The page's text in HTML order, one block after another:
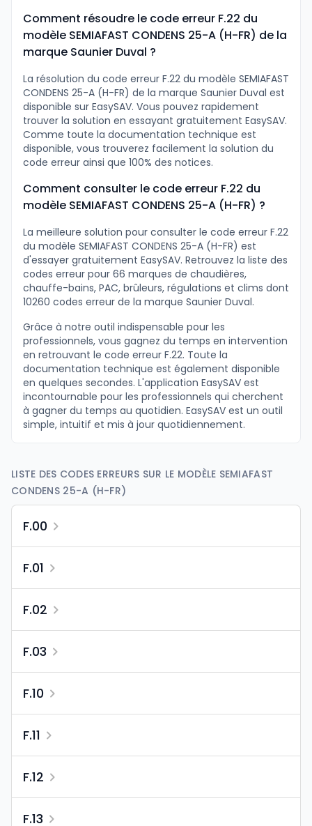
Comment résoudre le code erreur F.22 du
modèle SEMIAFAST CONDENS 25-A (H-FR) de la
marque Saunier Duval ?
La résolution du code erreur F.22 du modèle SEMIAFAST
CONDENS 25-A (H-FR) de la marque Saunier Duval est
disponible sur EasySAV. Vous pouvez rapidement
trouver la solution en essayant gratuitement EasySAV.
Comme toute la documentation technique est
disponible, vous trouverez facilement la solution du
code erreur ainsi que 100% des notices.
Comment consulter le code erreur F.22 du
modèle SEMIAFAST CONDENS 25-A (H-FR) ?
La meilleure solution pour consulter le code erreur F.22
du modèle SEMIAFAST CONDENS 25-A (H-FR) est
d'essayer gratuitement EasySAV. Retrouvez la liste des
codes erreur pour 66 marques de chaudières,
chauffe-bains, PAC, brûleurs, régulations et clims dont
10260 codes erreur de la marque Saunier Duval.
Grâce à notre outil indispensable pour les
professionnels, vous gagnez du temps en intervention
en retrouvant le code erreur F.22. Toute la
documentation technique est également disponible
en quelques secondes. L'application EasySAV est
incontournable pour les professionnels qui cherchent
à gagner du temps au quotidien. EasySAV est un outil
simple, intuitif et mis à jour quotidiennement.
LISTE DES CODES ERREURS SUR LE MODÈLE SEMIAFAST
CONDENS 25-A (H-FR)
F.00
F.01
F.02
F.03
F.10
F.11
F.12
F.13